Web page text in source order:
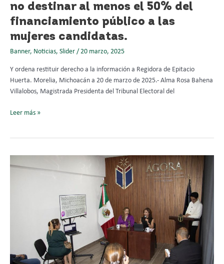
no destinar al menos el 50% del
financiamiento público a las
mujeres candidatas.
Banner, Noticias, Slider / 20 marzo, 2025
Y ordena restituir derecho a la información a Regidora de Epitacio
Huerta. Morelia, Michoacán a 20 de marzo de 2025.- Alma Rosa Bahena
Villalobos, Magistrada Presidenta del Tribunal Electoral del
al
menos
del
financiamiento
mujeres
Leer más »
Andrade
órganos